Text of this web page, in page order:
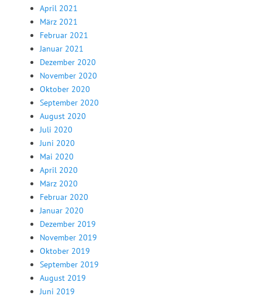
April 2021
März 2021
Februar 2021
Januar 2021
Dezember 2020
November 2020
Oktober 2020
September 2020
August 2020
Juli 2020
Juni 2020
Mai 2020
April 2020
März 2020
Februar 2020
Januar 2020
Dezember 2019
November 2019
Oktober 2019
September 2019
August 2019
Juni 2019